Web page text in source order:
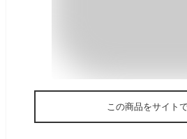
この商品をサイト